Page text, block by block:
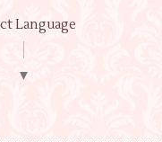
Language
▼